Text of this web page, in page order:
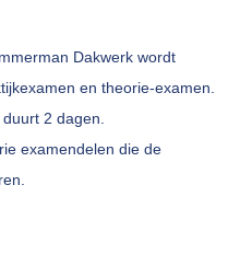
Dakwerk wordt
en theorie-examen.
2 dagen.
examendelen die de